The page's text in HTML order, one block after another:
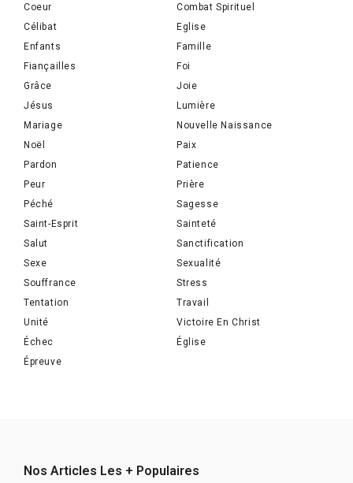
Coeur
Combat Spirituel
Célibat
Eglise
Enfants
Famille
Fiançailles
Foi
Grâce
Joie
Jésus
Lumière
Mariage
Nouvelle Naissance
Noël
Paix
Pardon
Patience
Peur
Prière
Péché
Sagesse
Saint-Esprit
Sainteté
Salut
Sanctification
Sexe
Sexualité
Souffrance
Stress
Tentation
Travail
Unité
Victoire En Christ
Échec
Église
Épreuve
Nos Articles Les + Populaires